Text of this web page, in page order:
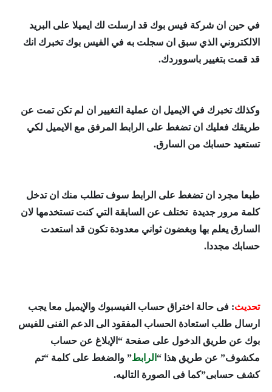
في حين ان شركة فيس بوك قد ارسلت لك ايميلا على البريد
الالكتروني الذي سبق ان سجلت به في الفيس بوك تخبرك انك
قد قمت بتغيير باسووردك.
وكذلك تخبرك في الايميل ان عملية التغيير ان لم تكن تمت عن
طريقك فعليك ان تضغط على الرابط المرفق مع الايميل لكي
تستعيد حسابك من السارق.
طبعا مجرد ان تضغط على الرابط سوف تطلب منك ان تدخل
كلمة مرور جديدة تختلف عن السابقة التي كنت تستخدمها لان
السارق يعلم بها وبغضون ثواني معدودة تكون قد استعدت
حسابك مجددا.
تحديث: فى حالة اختراق حساب الفيسبوك والإيميل معا يجب
ارسال طلب استعادة الحساب المفقود الى الدعم الفنى للفيس
بوك عن طريق الدخول على صفحة “الإبلاغ عن حساب
مكشوف” عن طريق هذا “ الرابط” والضغط على كلمة “تم
كشف حسابى”كما فى الصورة التاليه.